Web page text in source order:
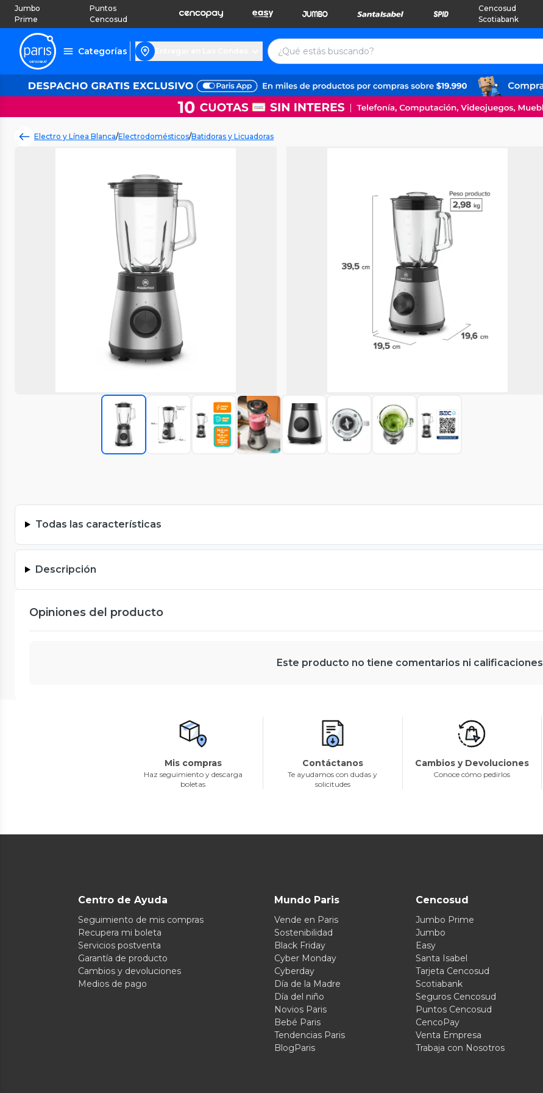
Jumbo
Prime
Puntos
Cencosud
Cencosud
Scotiabank
Categorías
Electro y Línea Blanca/Electrodomésticos/Batidoras y Licuadoras
Todas las características
Descripción
Opiniones del producto
Este producto no tiene comentarios ni calificaciones
Mis compras
Haz seguimiento y descarga
boletas
Contáctanos
Te ayudamos con dudas y
solicitudes
Cambios y Devoluciones
Conoce cómo pedirlos
Centro de Ayuda
Seguimiento de mis compras
Recupera mi boleta
Servicios postventa
Garantía de producto
Cambios y devoluciones
Medios de pago
Mundo Paris
Vende en Paris
Sostenibilidad
Black Friday
Cyber Monday
Cyberday
Día de la Madre
Día del niño
Novios Paris
Bebé Paris
Tendencias Paris
BlogParis
Cencosud
Jumbo Prime
Jumbo
Easy
Santa Isabel
Tarjeta Cencosud
Scotiabank
Seguros Cencosud
Puntos Cencosud
CencoPay
Venta Empresa
Trabaja con Nosotros